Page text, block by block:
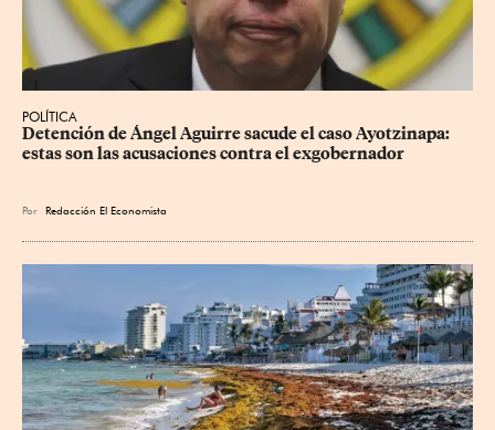
POLÍTICA
Detención de Ángel Aguirre sacude el caso Ayotzinapa:
estas son las acusaciones contra el exgobernador
Por Redacción El Economista